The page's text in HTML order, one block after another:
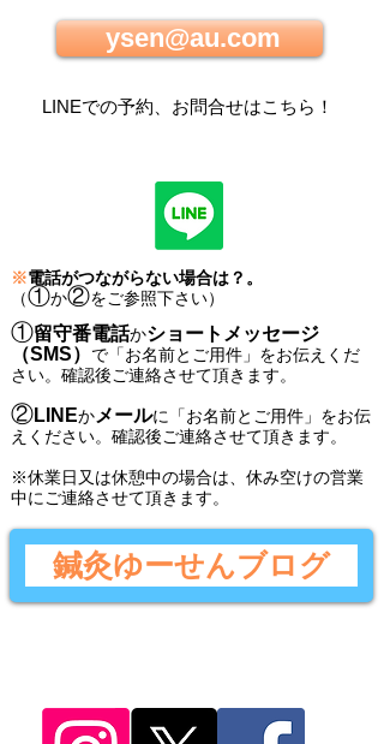
ysen@au.com
LINEでの予約、お問合せはこちら ！
※電話がつながらない場合は？。
（①か②をご参照下さい）
①留守番電話かショートメッセージ
（SMS） で 「お名前とご用件 」 をお伝えくだ
さい。 確認後ご連絡させて頂きます。
②LINEかメールに 「お名前とご用件 」 をお伝
えください。 確認後ご連絡させて頂きます。
​※休業日又は休憩中の場合は、休み空けの営業
中にご連絡させて頂きます。
鍼灸ゆーせんブログ